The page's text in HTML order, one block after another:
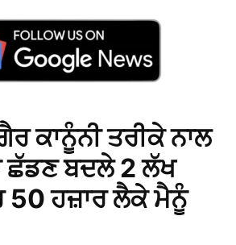
ਕਾਨੂੰਨੀ ਤਰੀਕੇ ਨਾਲ
ਛੱਡਣ ਬਦਲੇ 2 ਲੱਖ
50 ਹਜ਼ਾਰ ਲੈਕੇ ਮੈਨੂੰ